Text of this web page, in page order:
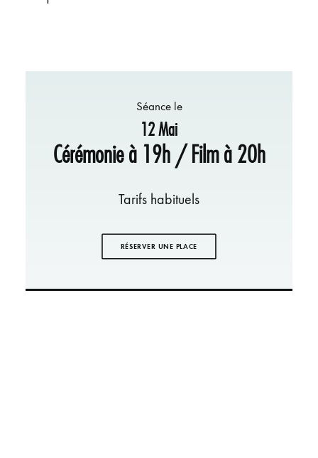
Séance le
12 Mai
Cérémonie à 19h / Film à 20h
Tarifs habituels
RÉSERVER UNE PLACE